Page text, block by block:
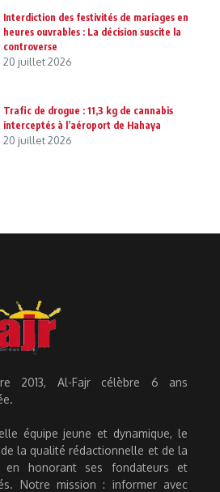
Interdiction des festivités de mariages en
heures ouvrables : La décision suscite la
controverse
20 juillet 2026
Trafic de drogue : 11,3 kg de cannabis
interceptés à l’aéroport de Hahaya
20 juillet 2026
2013, Al-Fajr célèbre 6 ans
équipe jeune et dynamique, le
la qualité rédactionnelle et de la
en honorant ses fondateurs et
Notre mission : informer avec